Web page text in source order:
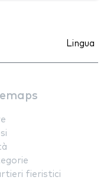
Lingua
fieristici